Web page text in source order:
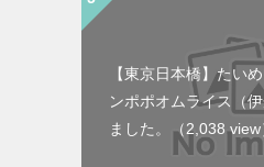
【東京日本橋】たい
ンポポオムライス（
ました。
（2,038 view